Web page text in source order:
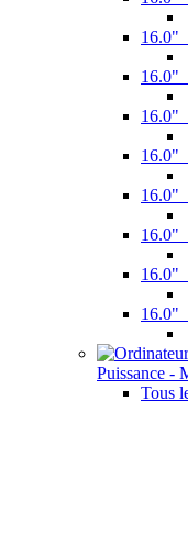
16.0"
Puissance -
Tous